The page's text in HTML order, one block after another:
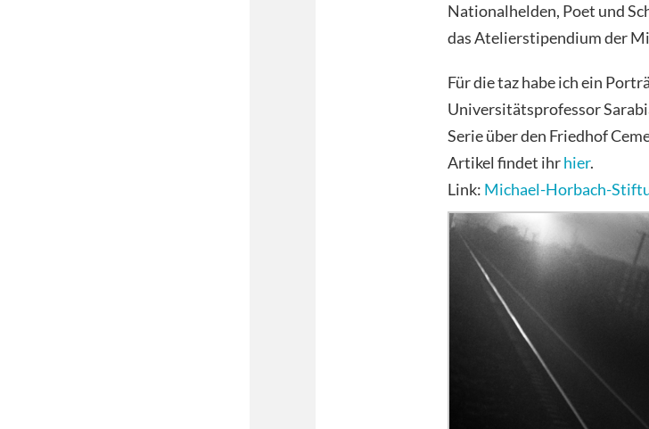
Nationalhelden, Poet und
das Atelierstipendium der
Für die taz habe ich ein
Universitätsprofessor
Serie über den Friedhof
Artikel findet ihrhier.
Link: Michael-Horbach-